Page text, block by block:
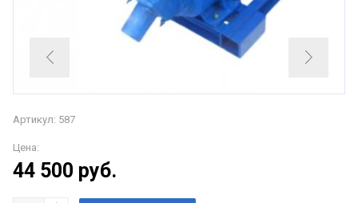
Артикул: 587
Цена:
44 500 руб.